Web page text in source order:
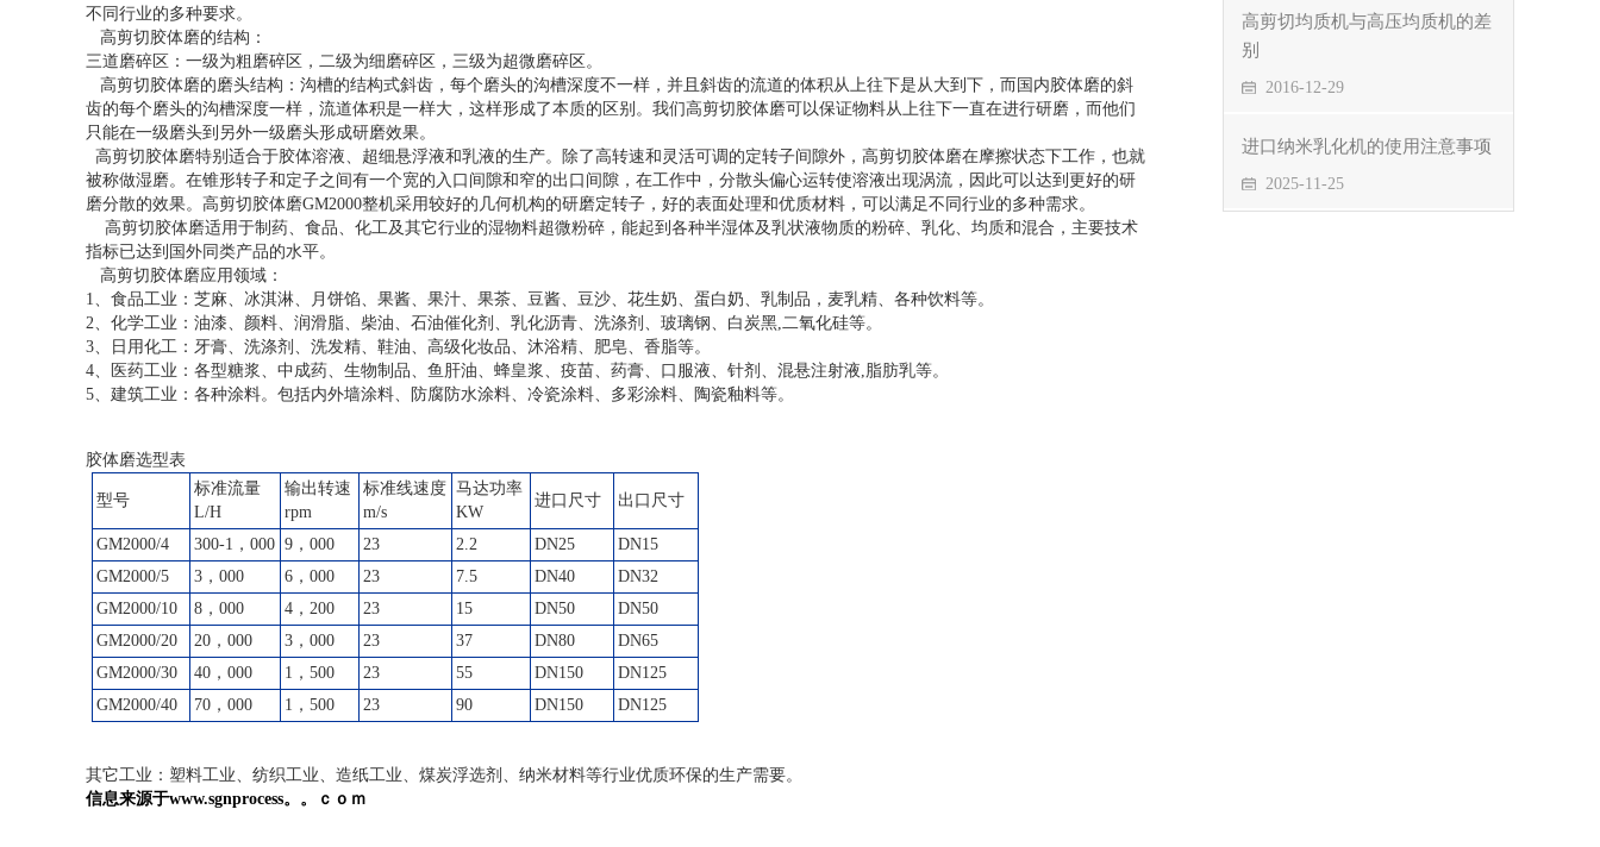
不同行业的多种要求。
高剪切胶体磨的结构：
三道磨碎区：一级为粗磨碎区，二级为细磨碎区，三级为超微磨碎区。
高剪切胶体磨的磨头结构：沟槽的结构式斜齿，每个磨头的沟槽深度不一样，并且斜齿的流道的体积从上往下是从大到下，而国内胶体磨的斜
齿的每个磨头的沟槽深度一样，流道体积是一样大，这样形成了本质的区别。我们高剪切胶体磨可以保证物料从上往下一直在进行研磨，而他们
只能在一级磨头到另外一级磨头形成研磨效果。
高剪切胶体磨特别适合于胶体溶液、超细悬浮液和乳液的生产。除了高转速和灵活可调的定转子间隙外，高剪切胶体磨在摩擦状态下工作，也就
被称做湿磨。在锥形转子和定子之间有一个宽的入口间隙和窄的出口间隙，在工作中，分散头偏心运转使溶液出现涡流，因此可以达到更好的研
磨分散的效果。高剪切胶体磨GM2000整机采用较好的几何机构的研磨定转子，好的表面处理和优质材料，可以满足不同行业的多种需求。
高剪切胶体磨适用于制药、食品、化工及其它行业的湿物料超微粉碎，能起到各种半湿体及乳状液物质的粉碎、乳化、均质和混合，主要技术
指标已达到国外同类产品的水平。
高剪切胶体磨应用领域：
1、食品工业：芝麻、冰淇淋、月饼馅、果酱、果汁、果茶、豆酱、豆沙、花生奶、蛋白奶、乳制品，麦乳精、各种饮料等。
2、 化学工业：油漆、颜料、润滑脂、柴油、石油催化剂、乳化沥青、洗涤剂、玻璃钢、白炭黑,二氧化硅等。
3、日用化工：牙膏、洗涤剂、洗发精、鞋油、高级化妆品、沐浴精、肥皂、香脂等。
4、医药工业：各型糖浆、中成药、生物制品、鱼肝油、蜂皇浆、疫苗、药膏、口服液、针剂、混悬注射液,脂肪乳等。
5、建筑工业：各种涂料。包括内外墙涂料、防腐防水涂料、冷瓷涂料、多彩涂料、陶瓷釉料等。
胶体磨选型表
型号
标准流量
L/H
输出转速
rpm
标准线速度
m/s
马达功率
KW
进口尺寸 出口尺寸
GM2000/4 300-1，000 9，000 23 2.2 DN25
DN15
GM2000/5 3，000 6，000 23 7.5 DN40
DN32
GM2000/10 8，000 4，200 23 15 DN50
DN50
GM2000/20 20，000 3，000 23 37 DN80
DN65
GM2000/30 40，000 1，500 23 55 DN150
DN125
GM2000/40 70，000 1，500 23 90 DN150 DN125
其它工业：塑料工业、纺织工业、造纸工业、煤炭浮选剂、纳米材料等行业优质环保的生产需要。
信息来源于www.sgnprocess。。ｃｏｍ
高剪切均质机与高压均质机的差
别
2016-12-29
进口纳米乳化机的使用注意事项
2025-11-25